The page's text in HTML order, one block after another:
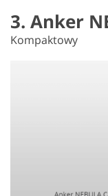
3. Anker
Kompaktowy